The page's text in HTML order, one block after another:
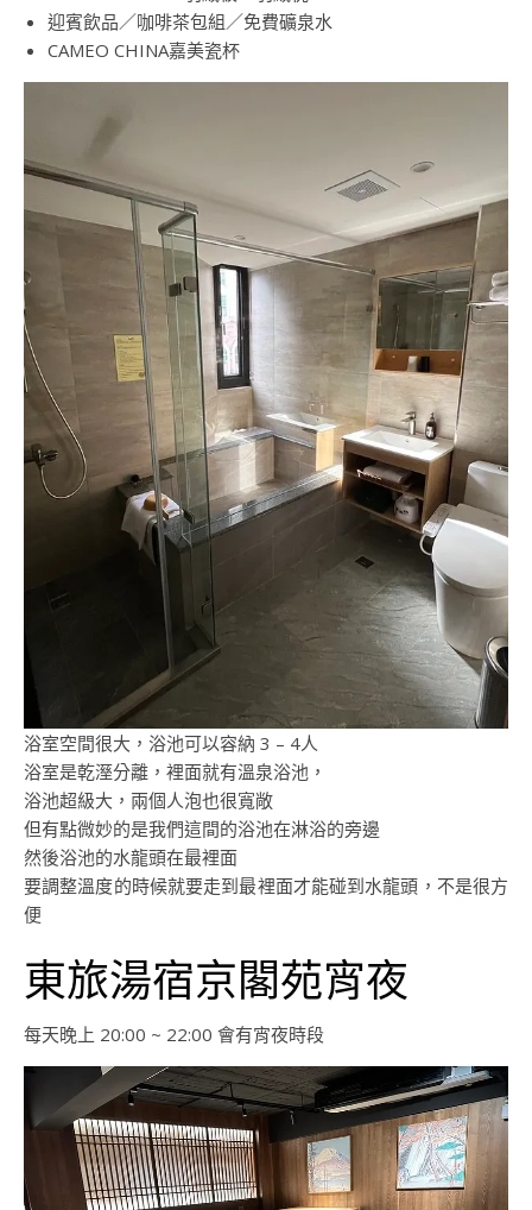
迎賓飲品／咖啡茶包組／免費礦泉水
CAMEO CHINA嘉美瓷杯
浴室空間很大，浴池可以容納 3 – 4人
浴室是乾溼分離，裡面就有溫泉浴池，
浴池超級大，兩個人泡也很寬敞
但有點微妙的是我們這間的浴池在淋浴的旁邊
然後浴池的水龍頭在最裡面
要調整溫度的時候就要走到最裡面才能碰到水龍頭，不是很方
便
東旅湯宿京閣苑宵夜
每天晚上 20:00 ~ 22:00 會有宵夜時段